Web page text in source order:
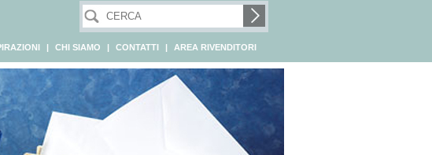
| CHI SIAMO | CONTATTI | AREA RIVENDITORI